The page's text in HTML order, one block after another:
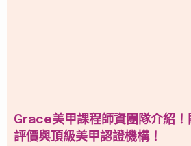
Grace美甲課程師資團隊介紹
評價與頂級美甲認證機構！